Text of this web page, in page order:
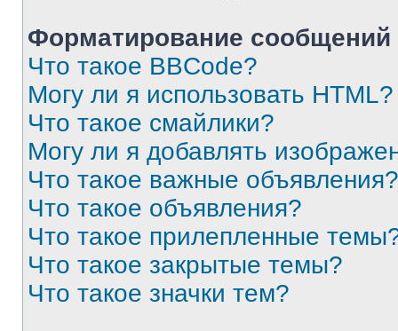
Форматирование
Что такое BBCode?
Могу ли я использовать HTML?
Что такое смайлики?
Могу ли я добавлять
Что такое важные объявления?
Что такое объявления?
Что такое прилепленные
Что такое закрытые темы?
Что такое значки тем?